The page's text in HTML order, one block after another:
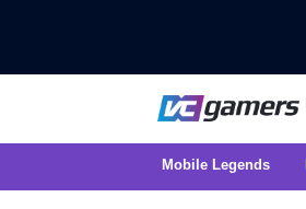
Mobile Legends